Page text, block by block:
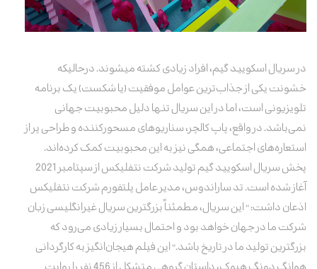
در سریال اسکویید گیم، افراد زیادی کشته میشوند. درحالیکه
خشونت یکی از جذاب‌ترین عوامل موفقیت (یا شکست) یک برنامه
تلویزیونی است، اما در این سریال تنها دلیل محبوبیت جهانی
نمی‌باشد. در واقع، پاپ کالچر، سناریوهای مسحورکننده و طراحی پر از
استعاره‌های اجتماعی، همگی نیز به این محبوبیت کمک کرده‌اند.
پخش سریال اسکویید گیم تولید شرکتنتفلیکس
از ‌سپتامبر 2021
آغاز شده است.تد ساراندوس، مدیر عامل پلتفورم شرکت نتفلیکس
اذعان داشت: " این سریال، مطمئناً بزرگترین سریال غیرانگلیسی زبان
شرکت ما در جهان خواهد بود و احتمال بسیار زیادی می‌رود که
بزرگترین تولید ما در تاریخ باشد." این فیلم هیجان‌انگیز به کارگردانی